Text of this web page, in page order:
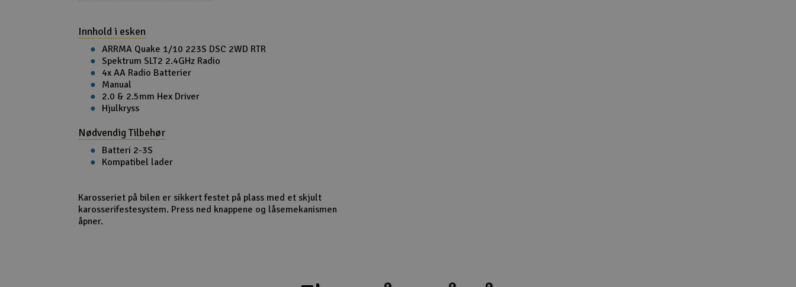
Innhold i esken
ARRMA Quake 1/10 223S DSC 2WD RTR
Spektrum SLT2 2.4GHz Radio
4x AA Radio Batterier
Manual
2.0 & 2.5mm Hex Driver
Hjulkryss
Nødvendig Tilbehør
Batteri 2-3S
Kompatibel lader
Karosseriet på bilen er sikkert festet på plass med et skjult
karosserifestesystem. Press ned knappene og låsemekanismen
åpner.